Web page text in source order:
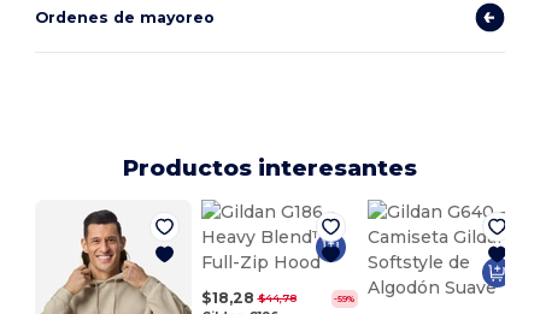
Ordenes de mayoreo
Productos interesantes
$18,28 $44,78 -59%